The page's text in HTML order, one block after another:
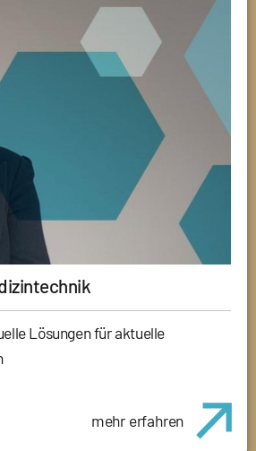
Lösungen für aktuelle
mehr erfahren